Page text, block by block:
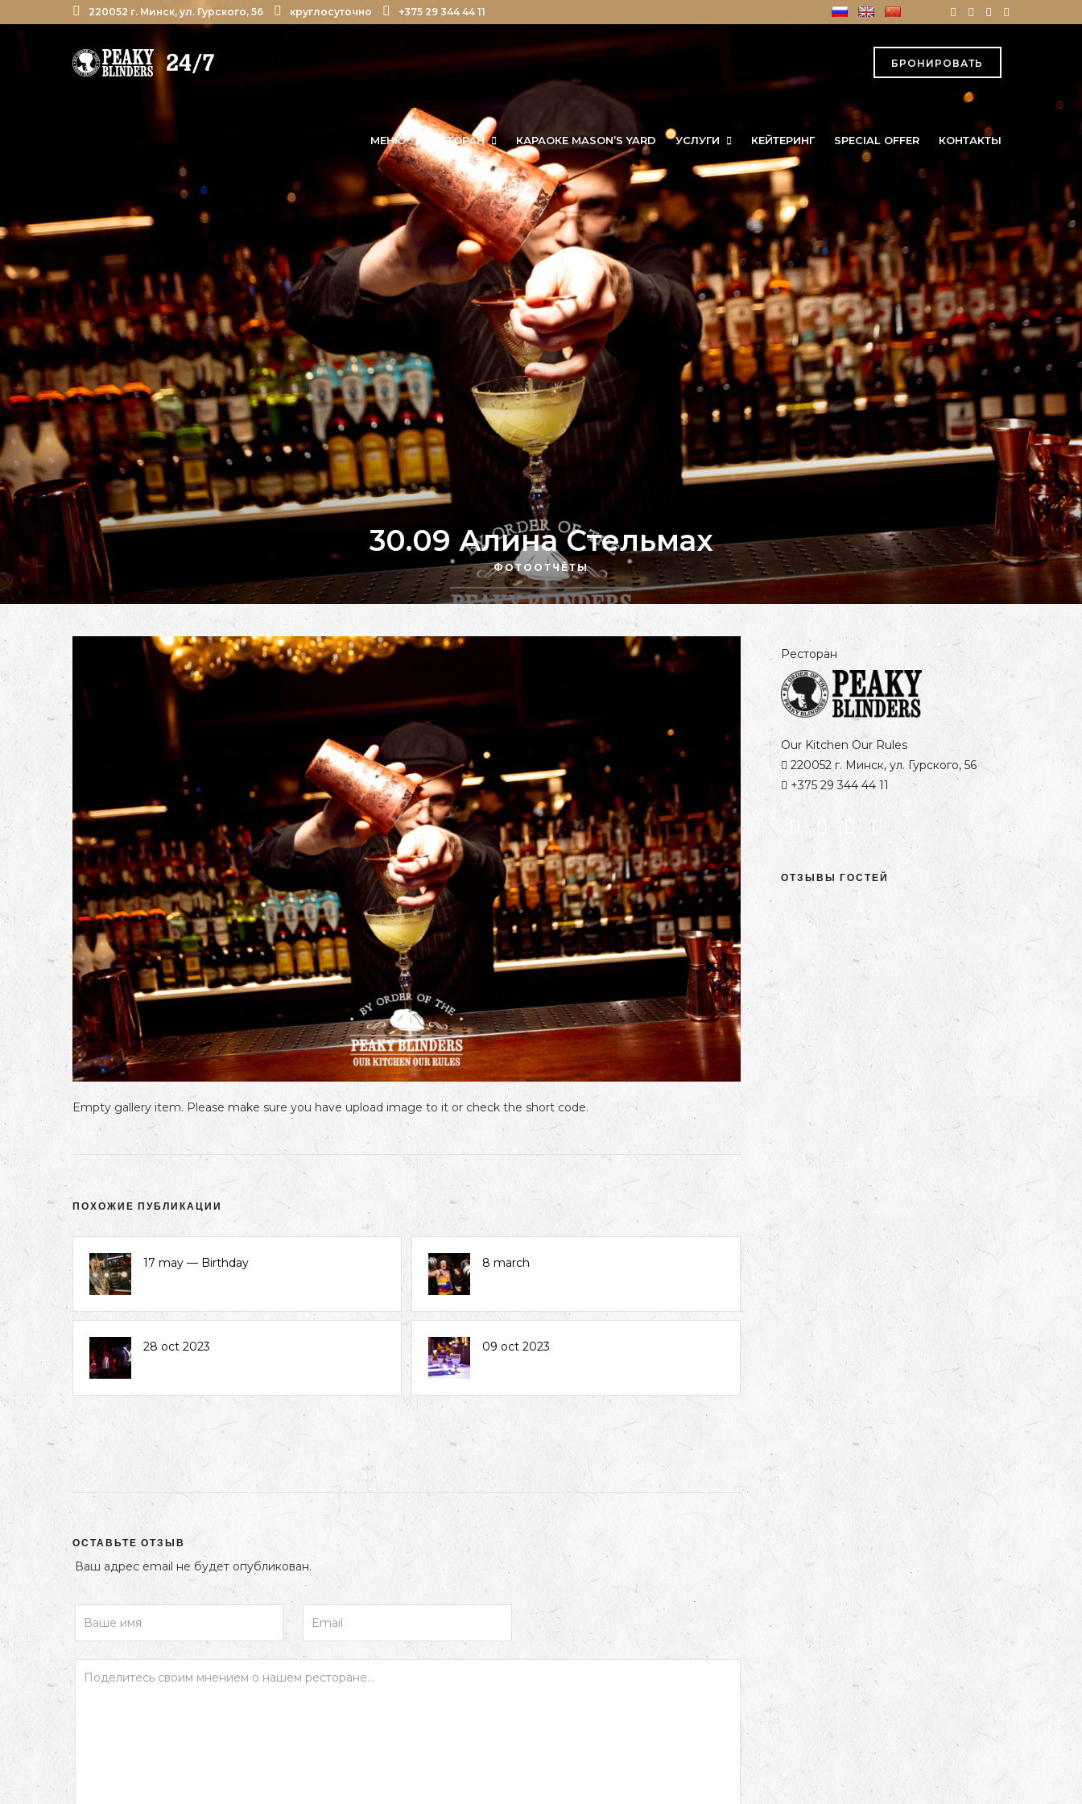
220052 г. Минск, ул. Гурского, 56 круглосуточно +375 29 344 44 11
БРОНИРОВАТЬ
МЕНЮ РЕСТОРАН КАРАОКЕ MASON’S YARD УСЛУГИ КЕЙТЕРИНГ SPECIAL OFFER КОНТАКТЫ
30.09 Алина Стельмах
ФОТООТЧЁТЫ
Empty gallery item. Please make sure you have upload image to it or check the short code.
ПОХОЖИЕ ПУБЛИКАЦИИ
17 may — Birthday 8 march
28 oct 2023 09 oct 2023
ОСТАВЬТЕ ОТЗЫВ
Ваш адрес email не будет опубликован.
Ресторан
Our Kitchen Our Rules
220052 г. Минск, ул. Гурского, 56
+375 29 344 44 11
ОТЗЫВЫ ГОСТЕЙ